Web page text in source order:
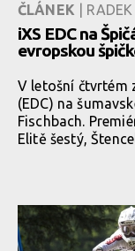
ČLÁNEK |
iXS EDC na
evropskou
V letošní čtvrtém
(EDC) na
Fischbach.
Elitě šestý,